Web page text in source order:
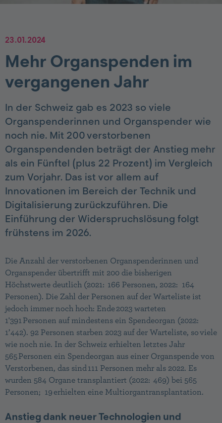
Mehr Organspenden im
vergangenen Jahr
23.01.2024
In der Schweiz gab es 2023 so viele
Organspenderinnen und Organspender wie
noch nie. Mit 200 verstorbenen
Organspendenden beträgt der Anstieg mehr
als ein Fünftel (plus 22 Prozent) im Vergleich
zum Vorjahr. Das ist vor allem auf
Innovationen im Bereich der Technik und
Digitalisierung zurückzuführen. Die
Einführung der Widerspruchslösung folgt
frühstens im 2026.
Die Anzahl der verstorbenen Organspenderinnen und
Organspender übertrifft mit 200 die bisherigen
Höchstwerte deutlich (2021: 166 Personen, 2022: 164
Personen). Die Zahl der Personen auf der Warteliste ist
jedoch immer noch hoch: Ende 2023 warteten
1'391 Personen auf mindestens ein Spendeorgan (2022:
1’442). 92 Personen starben 2023 auf der Warteliste, so viele
wie noch nie. In der Schweiz erhielten letztes Jahr
565 Personen ein Spendeorgan aus einer Organspende von
Verstorbenen, das sind 111 Personen mehr als 2022. Es
wurden 584 Organe transplantiert (2022: 469) bei 565
Personen; 19 erhielten eine Multiorgantransplantation.
Anstieg dank neuer Technologien und